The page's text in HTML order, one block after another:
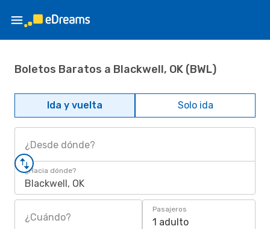
Boletos Baratos a Blackwell, OK (BWL)
Ida y vuelta Solo ida
¿Desde dónde?
¿Hacia dónde?
Blackwell, OK
¿Cuándo?
Pasajeros
1 adulto